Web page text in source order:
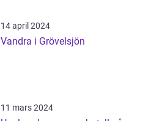
14 april 2024
Vandra i Grövelsjön
11 mars 2024